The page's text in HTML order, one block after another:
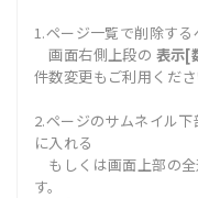
1.ページ一覧で削除する
画面右側上段の 表示[
件数変更もご利用くださ
2.ページのサムネイル
に入れる
もしくは画面上部の
す。